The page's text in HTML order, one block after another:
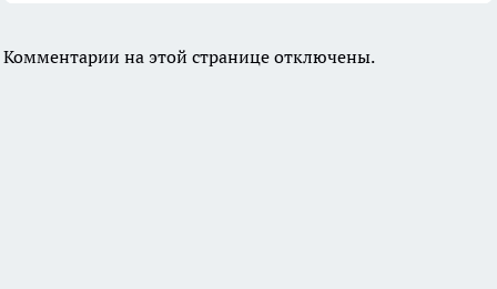
Комментарии на этой странице отключены.